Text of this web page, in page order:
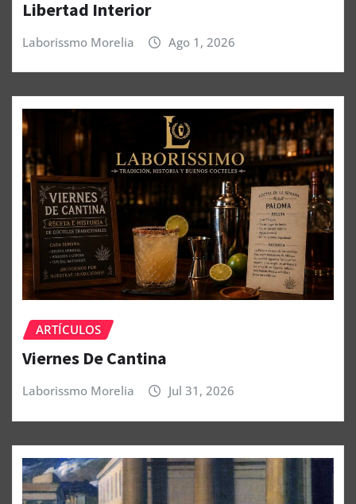
Libertad Interior
Laborissmo Morelia Ago 1, 2026
ARTÍCULOS
Viernes De Cantina
Laborissmo Morelia Jul 31, 2026